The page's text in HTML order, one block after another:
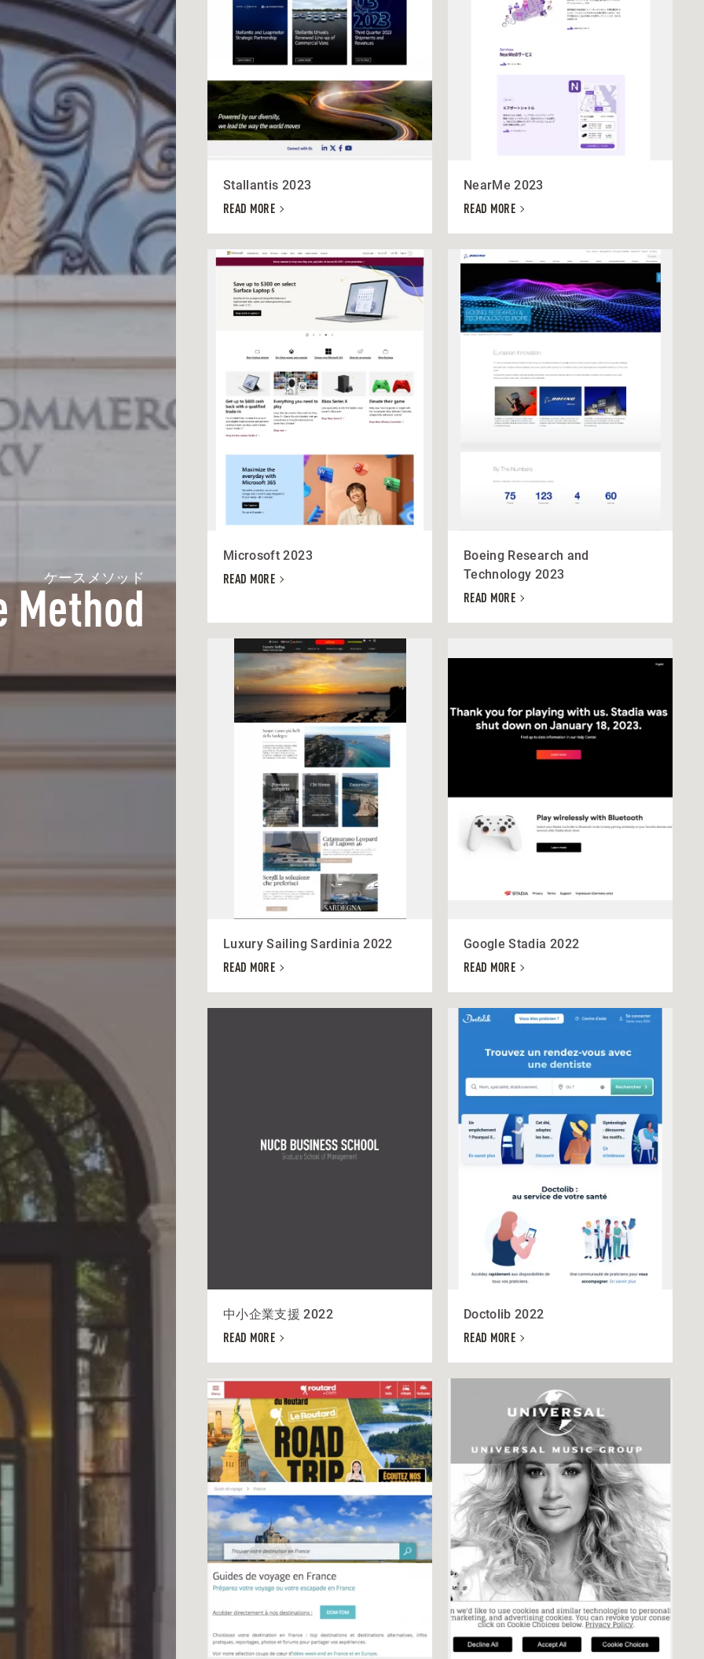
ケースメソッド
Method
Stallantis 2023
READ MORE
NearMe 2023
READ MORE
Microsoft 2023
READ MORE
Boeing Research and
Technology 2023
READ MORE
Luxury Sailing Sardinia 2022
READ MORE
Google Stadia 2022
READ MORE
中小企業支援 2022
READ MORE
Doctolib 2022
READ MORE